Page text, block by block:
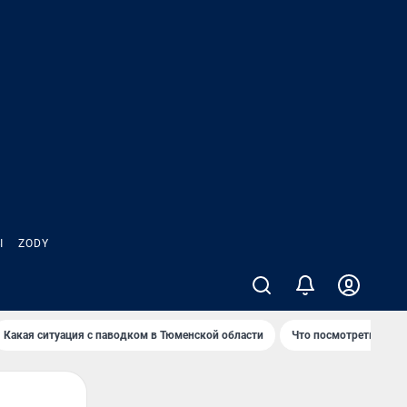
ZODY
Какая ситуация с паводком в Тюменской области Что посмотреть во